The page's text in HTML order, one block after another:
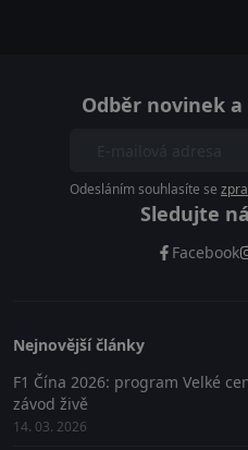
Odběr novinek
Odesláním souhlasíte se
Sledujte
Facebook
Nejnovější články
F1 Čína 2026: program Velké
závod živě
14. 03. 2026